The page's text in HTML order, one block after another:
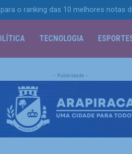
o ranking das 10 melhores notas
TECNOLOGIA
- Publicidade -